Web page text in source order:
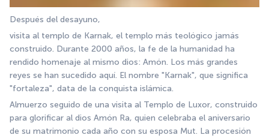
Después del desayuno,
visita al templo de Karnak, el templo más teológico jamás
construido. Durante 2000 años, la fe de la humanidad ha
rendido homenaje al mismo dios: Amón. Los más grandes
reyes se han sucedido aquí. El nombre "Karnak", que significa
"fortaleza", data de la conquista islámica.
Almuerzo seguido de una visita al Templo de Luxor, construido
para glorificar al dios Amón Ra, quien celebraba el aniversario
de su matrimonio cada año con su esposa Mut. La procesión